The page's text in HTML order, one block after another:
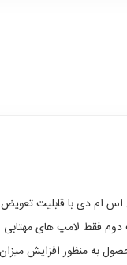
اس ام دی با قابلیت
فقط لامپ های
به منظور افزایش